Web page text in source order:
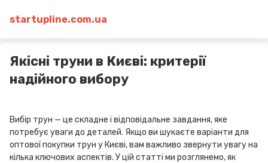
startupline.com.ua
Якісні труни в Києві: критерії
надійного вибору
Вибір трун — це складне і відповідальне завдання, яке
потребує уваги до деталей. Якщо ви шукаєте варіанти для
оптової покупки трун у Києві, вам важливо звернути увагу на
кілька ключових аспектів. У цій статті ми розглянемо, як